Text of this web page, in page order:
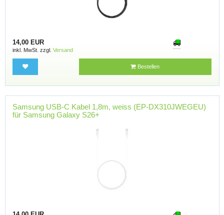
14,00 EUR
inkl. MwSt. zzgl. Versand
Bestellen
Samsung USB-C Kabel 1,8m, weiss (EP-DX310JWEGEU)
für Samsung Galaxy S26+